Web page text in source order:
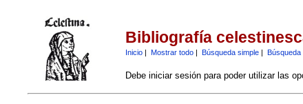
Bibliografía
Inicio| Mostrar todo| Búsqueda simple| Búsqueda
Debe iniciar sesión para poder utilizar las